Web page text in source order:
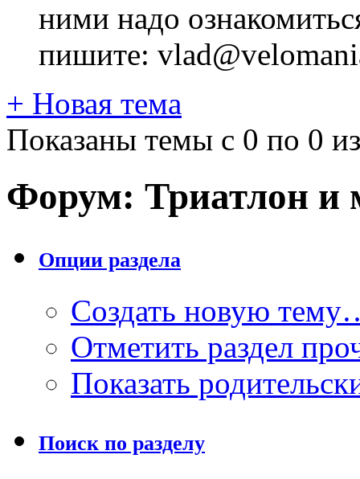
ними надо
пишите:
+ Новая тема
Показаны темы с 0 по 0
Форум: Триатлон и
Опции раздела
Создать новую
Отметить раздел
Показать
Поиск по разделу